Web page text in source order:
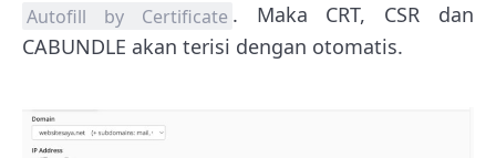
Autofill by Certificate . Maka CRT, CSR dan
CABUNDLE akan terisi dengan otomatis.